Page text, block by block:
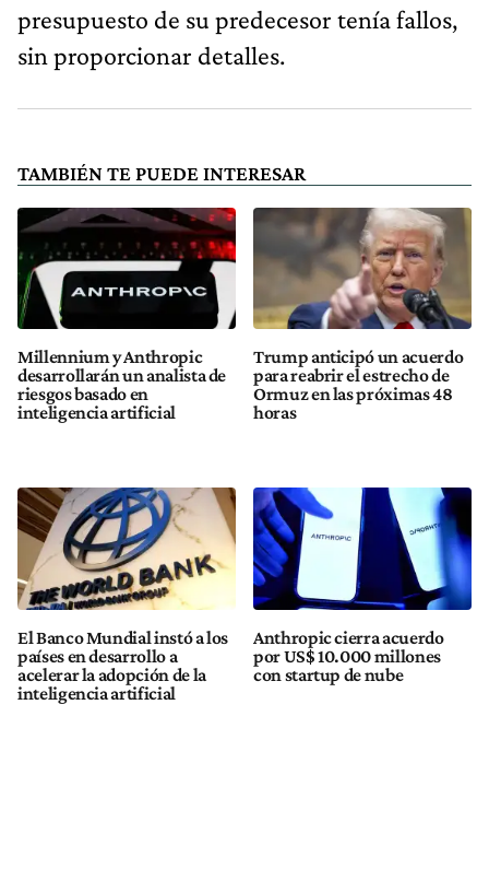
presupuesto de su predecesor tenía fallos,
sin proporcionar detalles.
TAMBIÉN TE PUEDE INTERESAR
Millennium y Anthropic
desarrollarán un analista de
riesgos basado en
inteligencia artificial
Trump anticipó un acuerdo
para reabrir el estrecho de
Ormuz en las próximas 48
horas
El Banco Mundial instó a los
países en desarrollo a
acelerar la adopción de la
inteligencia artificial
Anthropic cierra acuerdo
por US$ 10.000 millones
con startup de nube